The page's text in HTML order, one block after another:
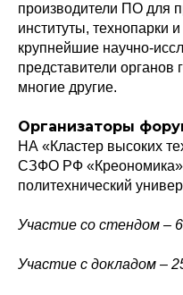
производители ПО для
институты, технопарки
крупнейшие научно-
представители органов
многие другие.
Организаторы
НА «Кластер высоких
СЗФО РФ «Креономика»
политехнический
Участие со стендом –
Участие с докладом –